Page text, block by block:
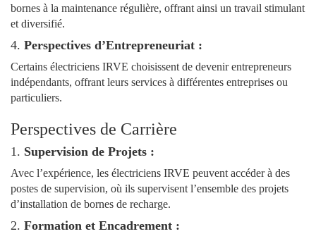
bornes à la maintenance régulière, offrant ainsi un travail stimulant
et diversifié.
4. Perspectives d’Entrepreneuriat :
Certains électriciens IRVE choisissent de devenir entrepreneurs
indépendants, offrant leurs services à différentes entreprises ou
particuliers.
Perspectives de Carrière
1. Supervision de Projets :
Avec l’expérience, les électriciens IRVE peuvent accéder à des
postes de supervision, où ils supervisent l’ensemble des projets
d’installation de bornes de recharge.
2. Formation et Encadrement :